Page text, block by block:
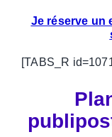
Jeréserve un
[TABS_R